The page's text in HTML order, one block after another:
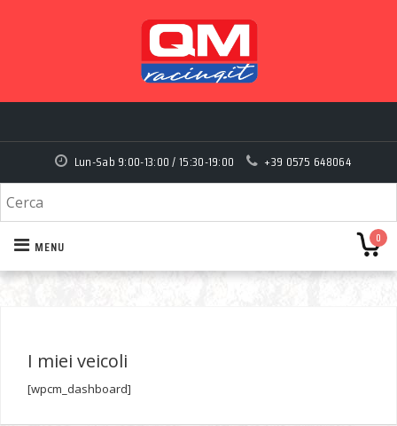
Lun-Sab 9:00-13:00 / 15:30-19:00 +39 0575 648064
0
MENU
I miei veicoli
[wpcm_dashboard]